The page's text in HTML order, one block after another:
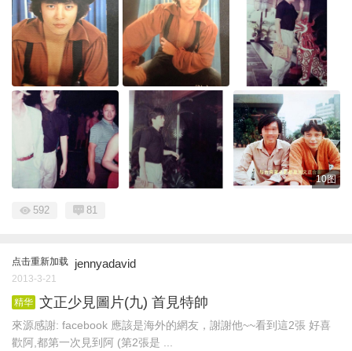
10图
592 81
点击重新加载 jennyadavid
2013-3-21
精华 文正少見圖片(九) 首見特帥
來源感謝: facebook 應該是海外的網友，謝謝他~~看到這2張 好喜
歡阿,都第一次見到阿 (第2張是 ...